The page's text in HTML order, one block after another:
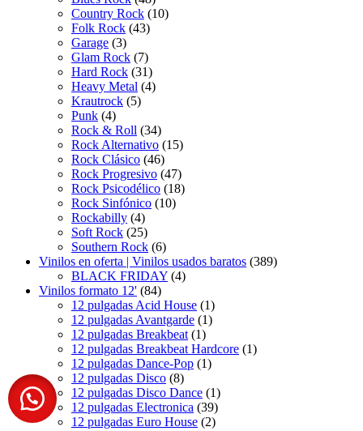
productos
Country Rock 1010
Folk Rock 4343
Garage 33
productos
Glam Rock 77
productos
Hard Rock 3131
productos
Heavy Metal 44
Krautrock 55
Punk 44
productos
Rock & Roll 3434
productos
Rock Alternativo 1515
Rock Clásico 4646
productos
Rock Progresivo 4747
productos
Rock Psicodélico 1818
Rock Sinfónico 1010
Rockabilly 44
productos
Soft Rock 2525
productos
Southern Rock 66
productos
Vinilos en oferta | Vinilos usados baratos 389389
BLACK FRIDAY 44
Vinilos formato 12' 8484
productos
12 pulgadas Acid House 11
producto
12 pulgadas Avantgarde 11
12 pulgadas Breakbeat 11
producto
12 pulgadas Breakbeat Hardcore 11
12 pulgadas Dance-Pop 11
12 pulgadas Disco 88
productos
12 pulgadas Disco Dance 11
producto
12 pulgadas Electronica 3939
productos
12 pulgadas Euro House 22